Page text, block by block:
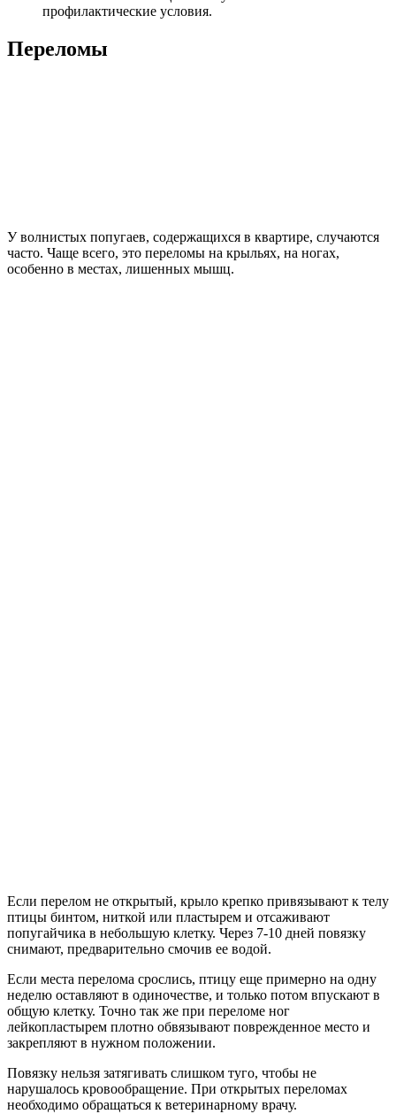
профилактические условия.
Переломы
У волнистых попугаев, содержащихся в квартире, случаются
часто. Чаще всего, это переломы на крыльях, на ногах,
особенно в местах, лишенных мышц.
Если перелом не открытый, крыло крепко привязывают к телу
птицы бинтом, ниткой или пластырем и отсаживают
попугайчика в небольшую клетку. Через 7-10 дней повязку
снимают, предварительно смочив ее водой.
Если места перелома срослись, птицу еще примерно на одну
неделю оставляют в одиночестве, и только потом впускают в
общую клетку. Точно так же при переломе ног
лейкопластырем плотно обвязывают поврежденное место и
закрепляют в нужном положении.
Повязку нельзя затягивать слишком туго, чтобы не
нарушалось кровообращение. При открытых переломах
необходимо обращаться к ветеринарному врачу.